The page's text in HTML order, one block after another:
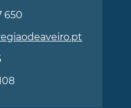
650